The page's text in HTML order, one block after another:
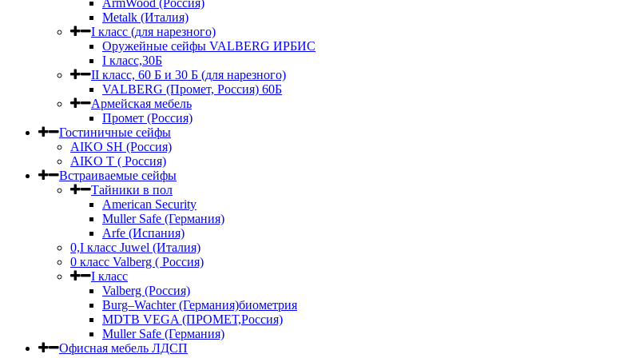
ArmWood (Россия)
Metalk (Италия)
I класс (для нарезного)
Оружейные сейфы VALBERG ИРБИС
I класс,30Б
II класс, 60 Б и 30 Б (для нарезного)
VALBERG (Промет, Россия) 60Б
Армейская мебель
Промет (Россия)
Гостиничные сейфы
AIKO SH (Россия)
AIKO Т ( Россия)
Встраиваемые сейфы
Тайники в пол
American Security
Muller Safe (Германия)
Arfe (Испания)
0,I класс Juwel (Италия)
0 класс Valberg ( Россия)
I класс
Valberg (Россия)
Burg–Wachter (Германия)биометрия
MDTB VEGA (ПРОМЕТ,Россия)
Muller Safe (Германия)
Офисная мебель ЛДСП